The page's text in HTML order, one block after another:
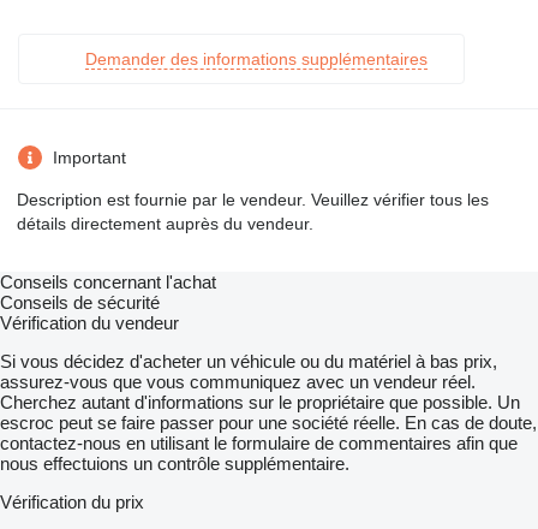
Demander des informations supplémentaires
Important
Description est fournie par le vendeur. Veuillez vérifier tous les
détails directement auprès du vendeur.
Conseils concernant l'achat
Conseils de sécurité
Vérification du vendeur
Si vous décidez d'acheter un véhicule ou du matériel à bas prix,
assurez-vous que vous communiquez avec un vendeur réel.
Cherchez autant d'informations sur le propriétaire que possible. Un
escroc peut se faire passer pour une société réelle. En cas de doute,
contactez-nous en utilisant le formulaire de commentaires afin que
nous effectuions un contrôle supplémentaire.
Vérification du prix